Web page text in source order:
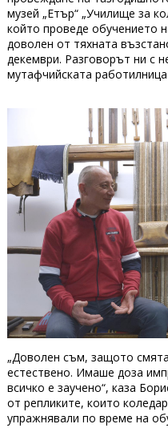
музей „Етър“ „Училище за
който проведе обучението
доволен от тяхната
декември. Разговорът ни с
мутафчийската
„Доволен съм, защото
естествено. Имаше доза
всичко е заучено“, каза
от репликите, които
упражнявали по време на